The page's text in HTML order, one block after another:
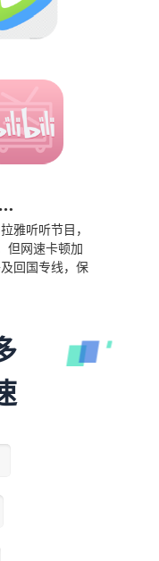
雅听听节目，
但网速卡顿加
回国专线，保